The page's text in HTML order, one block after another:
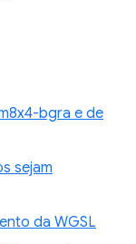
bgra e de
sejam
da WGSL